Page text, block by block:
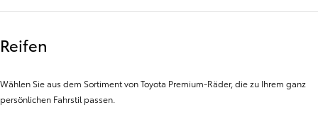
Reifen
Wählen Sie aus dem Sortiment von Toyota Premium-Räder, die zu Ihrem ganz
persönlichen Fahrstil passen.